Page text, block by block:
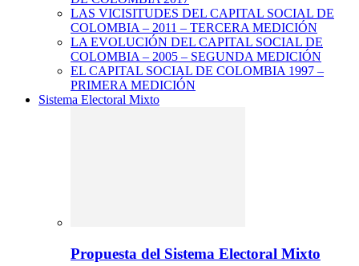
LAS VICISITUDES DEL CAPITAL SOCIAL DE
COLOMBIA – 2011 – TERCERA MEDICIÓN
LA EVOLUCIÓN DEL CAPITAL SOCIAL DE
COLOMBIA – 2005 – SEGUNDA MEDICIÓN
EL CAPITAL SOCIAL DE COLOMBIA 1997 –
PRIMERA MEDICIÓN
Sistema Electoral Mixto
Propuesta del Sistema Electoral Mixto